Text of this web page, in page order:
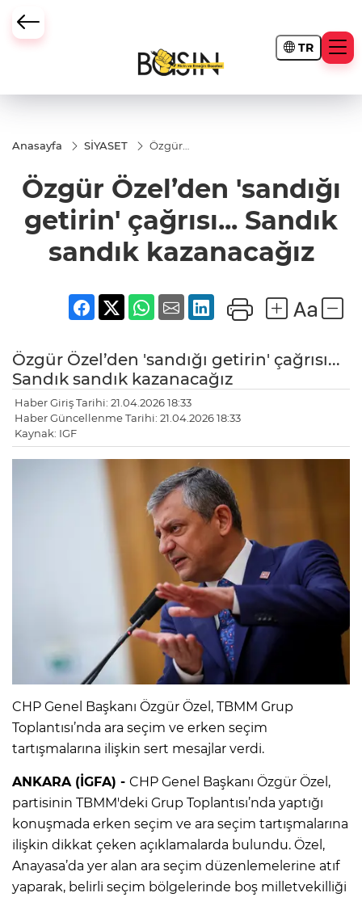
TR
Anasayfa SİYASET
Özgür
getirin'
çağrısı...
Sandık
sandık
kazanacağız
Özgür Özel’den 'sandığı
getirin' çağrısı... Sandık
sandık kazanacağız
Özgür Özel’den 'sandığı getirin' çağrısı...
Sandık sandık kazanacağız
Haber Giriş Tarihi: 21.04.2026 18:33
Haber Güncellenme Tarihi: 21.04.2026 18:33
Kaynak: IGF
CHP Genel Başkanı Özgür Özel, TBMM Grup
Toplantısı’nda ara seçim ve erken seçim
tartışmalarına ilişkin sert mesajlar verdi.
ANKARA (İGFA) - CHP Genel Başkanı Özgür Özel,
partisinin TBMM'deki Grup Toplantısı’nda yaptığı
konuşmada erken seçim ve ara seçim tartışmalarına
ilişkin dikkat çeken açıklamalarda bulundu. Özel,
Anayasa’da yer alan ara seçim düzenlemelerine atıf
yaparak, belirli seçim bölgelerinde boş milletvekilliği